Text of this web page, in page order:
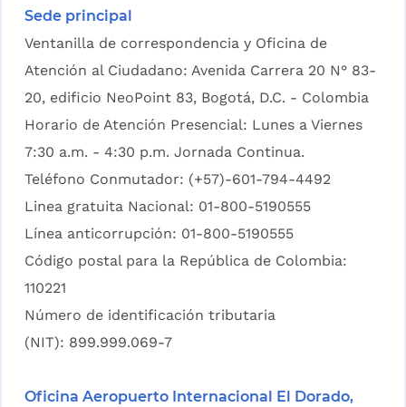
Sede principal
Ventanilla de correspondencia y Oficina de
Atención al Ciudadano: Avenida Carrera 20 N° 83-
20, edificio NeoPoint 83, Bogotá, D.C. - Colombia
Horario de Atención Presencial: Lunes a Viernes
7:30 a.m. - 4:30 p.m. Jornada Continua.
Teléfono Conmutador: (+57)-601-794-4492
Linea gratuita Nacional: 01-800-5190555
Línea anticorrupción: 01-800-5190555
Código postal para la República de Colombia:
110221
Número de identificación tributaria
(NIT): 899.999.069-7
Oficina Aeropuerto Internacional El Dorado,